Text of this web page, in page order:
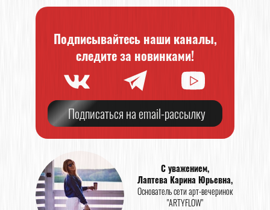
Подписывайтесь наши каналы,
следите за новинками!
Подписаться на email-рассылку
С уважением,
Лаптева Карина Юрьевна,
Основатель сети арт-вечеринок
"ARTYFLOW"